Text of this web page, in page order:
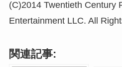
(C)2014 Twentieth Century
Entertainment LLC. All
関連記事: